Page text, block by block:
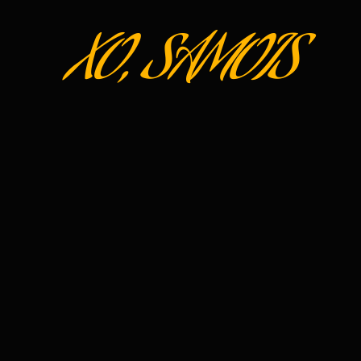
XO, SAMOIS